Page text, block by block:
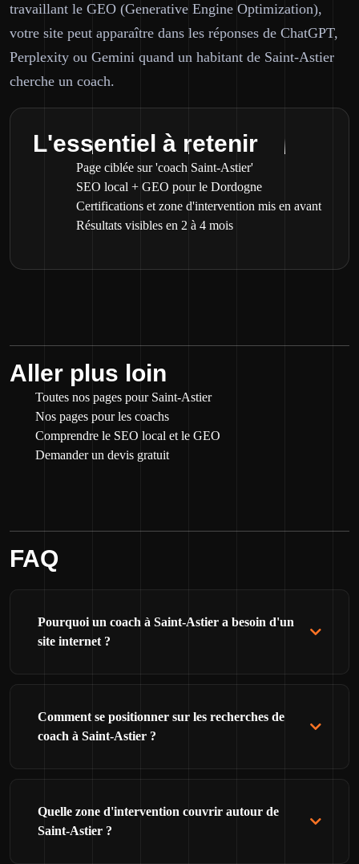
travaillant le GEO (Generative Engine Optimization),
votre site peut apparaître dans les réponses de ChatGPT,
Perplexity ou Gemini quand un habitant de Saint-Astier
cherche un coach.
L'essentiel à retenir
Page ciblée sur 'coach Saint-Astier'
SEO local + GEO pour le Dordogne
Certifications et zone d'intervention mis en avant
Résultats visibles en 2 à 4 mois
Aller plus loin
Toutes nos pages pour Saint-Astier
Nos pages pour les coachs
Comprendre le SEO local et le GEO
Demander un devis gratuit
FAQ
Pourquoi un coach à Saint-Astier a besoin d'un
site internet ?
Comment se positionner sur les recherches de
coach à Saint-Astier ?
Quelle zone d'intervention couvrir autour de
Saint-Astier ?